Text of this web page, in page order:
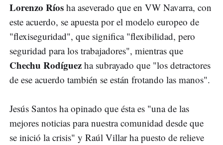
Lorenzo Ríos ha aseverado que en VW Navarra, con
este acuerdo, se apuesta por el modelo europeo de
"flexiseguridad", que significa "flexibilidad, pero
seguridad para los trabajadores", mientras que
Chechu Rodíguez ha subrayado que "los detractores
de ese acuerdo también se están frotando las manos".
Jesús Santos ha opinado que ésta es "una de las
mejores noticias para nuestra comunidad desde que
se inició la crisis" y Raúl Villar ha puesto de relieve